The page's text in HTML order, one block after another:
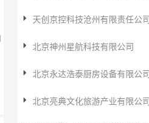
天创京控科技沧州有限责任公司
北京神州星航科技有限公司
北京永达浩泰厨房设备有限公司
北京亮典文化旅游产业有限公司